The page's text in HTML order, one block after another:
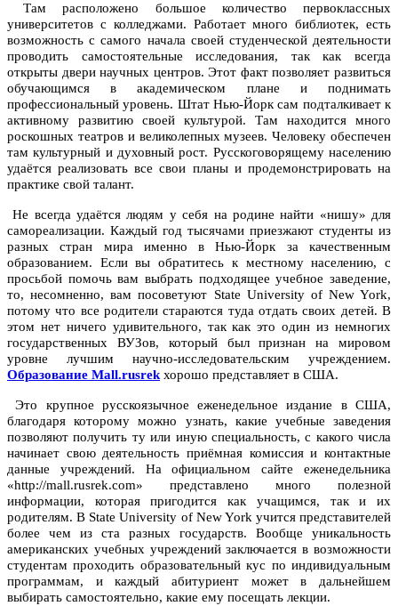
Там расположено большое количество первоклассных
университетов с колледжами. Работает много библиотек, есть
возможность с самого начала своей студенческой деятельности
проводить самостоятельные исследования, так как всегда
открыты двери научных центров. Этот факт позволяет развиться
обучающимся в академическом плане и поднимать
профессиональный уровень. Штат Нью-Йорк сам подталкивает к
активному развитию своей культурой. Там находится много
роскошных театров и великолепных музеев. Человеку обеспечен
там культурный и духовный рост. Русскоговорящему населению
удаётся реализовать все свои планы и продемонстрировать на
практике свой талант.
Не всегда удаётся людям у себя на родине найти «нишу» для
самореализации. Каждый год тысячами приезжают студенты из
разных стран мира именно в Нью-Йорк за качественным
образованием. Если вы обратитесь к местному населению, с
просьбой помочь вам выбрать подходящее учебное заведение,
то, несомненно, вам посоветуют State University of New York,
потому что все родители стараются туда отдать своих детей. В
этом нет ничего удивительного, так как это один из немногих
государственных ВУЗов, который был признан на мировом
уровне лучшим научно-исследовательским учреждением.
Образование Mall.rusrekхорошо представляет в США.
Это крупное русскоязычное еженедельное издание в США,
благодаря которому можно узнать, какие учебные заведения
позволяют получить ту или иную специальность, с какого числа
начинает свою деятельность приёмная комиссия и контактные
данные учреждений. На официальном сайте еженедельника
«http://mall.rusrek.com» представлено много полезной
информации, которая пригодится как учащимся, так и их
родителям. В State University of New York учится представителей
более чем из ста разных государств. Вообще уникальность
американских учебных учреждений заключается в возможности
студентам проходить образовательный кус по индивидуальным
программам, и каждый абитуриент может в дальнейшем
выбирать самостоятельно, какие ему посещать лекции.